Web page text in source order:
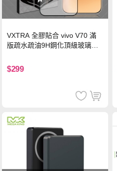
VXTRA 全膠貼合 vivo V70 滿
版疏水疏油9H鋼化頂級玻璃貼
$299